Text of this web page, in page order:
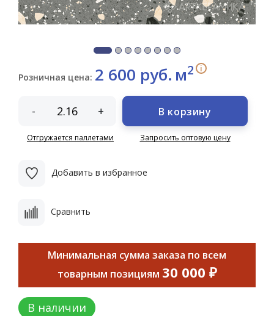
Розничная цена: 2 600 руб. м2 i
- +
Отгружается паллетами
В корзину
Запросить оптовую цену
Добавить в избранное
Сравнить
Минимальная сумма заказа по всем
товарным позициям 30 000 ₽
В наличии